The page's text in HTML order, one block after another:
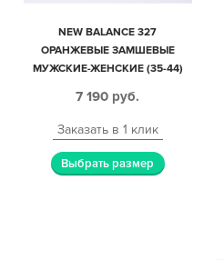
NEW BALANCE 327
ОРАНЖЕВЫЕ ЗАМШЕВЫЕ
МУЖСКИЕ-ЖЕНСКИЕ (35-44)
7 190 руб.
Заказать в 1 клик
Выбрать размер